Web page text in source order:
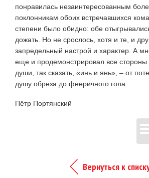
понравилась незаинтересованным
поклонникам обоих встречавшихся
степени было обидно: обе
дожать. Но не срослось, хотя и те, и
запредельный настрой и характер. А
еще и продемонстрировал все стороны
души, так сказать, «инь и янь», – от
душу обреза до фееричного гола.
Пётр Портянский
Вернуться к